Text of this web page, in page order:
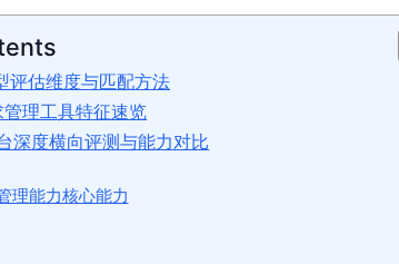
评估维度与匹配方法
理工具特征速览
深度横向评测与能力对比
理能力核心能力